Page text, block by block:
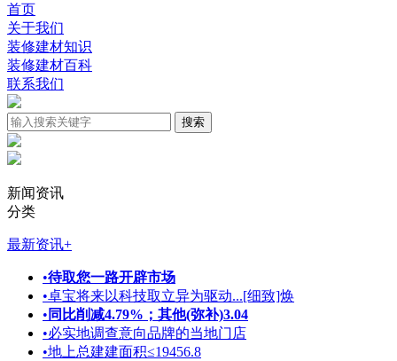
首页
关于我们
装修建材知识
装修建材百科
联系我们
新闻资讯
分类
最新资讯+
•待取您一路开辟市场
•卓宝将来以科技取立异为驱动...[细致]焕
• 同比削减4.79%；其他(弥补)3.04
•必实地调查意向品牌的当地门店
•地上总建建面积≤19456.8